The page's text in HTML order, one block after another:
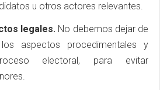
u otros actores relevantes.
legales. No debemos dejar de
aspectos procedimentales y
electoral, para evitar